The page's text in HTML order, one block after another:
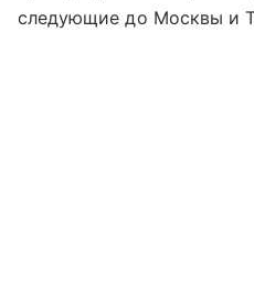
следующие до Москвы и